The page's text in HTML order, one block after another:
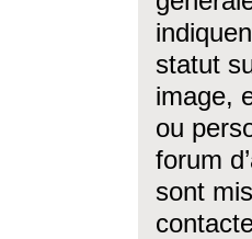
statut
image,
ou
forum
sont